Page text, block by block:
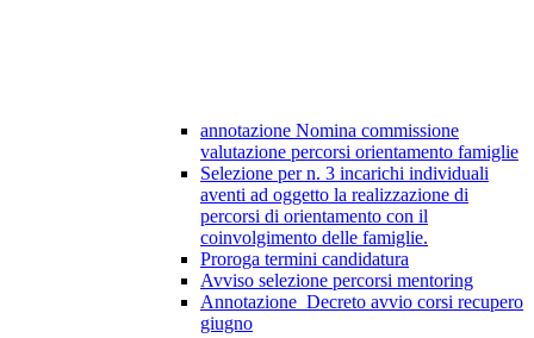
annotazione Nomina commissione
valutazione percorsi orientamento famiglie
Selezione per n. 3 incarichi individuali
aventi ad oggetto la realizzazione di
percorsi di orientamento con il
coinvolgimento delle famiglie.
Proroga termini candidatura
Avviso selezione percorsi mentoring
Annotazione_Decreto avvio corsi recupero
giugno